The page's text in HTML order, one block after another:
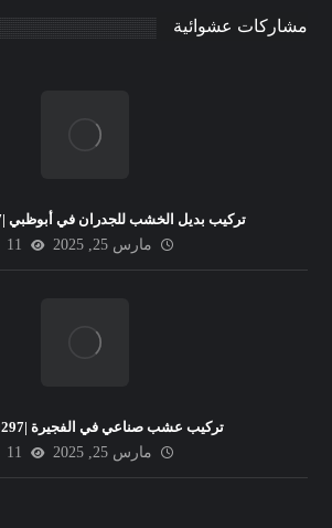
مشاركات عشوائية
تركيب بديل الخشب للجدران في أبوظبي |0547149297
مارس 25, 2025
11
تركيب عشب صناعي في الفجيرة |0547149297
مارس 25, 2025
11